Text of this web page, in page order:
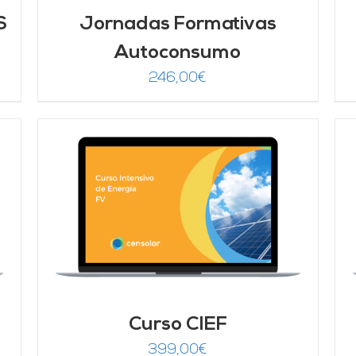
Jornadas Formativas
Autoconsumo
246,00€
Curso CIEF
399,00€
Valorado
4.67 de 5
AÑADIR AL CARRITO / DETALLES